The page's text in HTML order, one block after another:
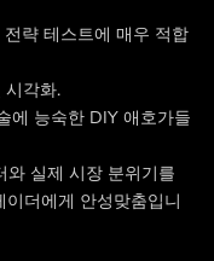
전략 테스트에 매우 적합
시각화.
에 능숙한 DIY 애호가들
와 실제 시장 분위기를
더에게 안성맞춤입니